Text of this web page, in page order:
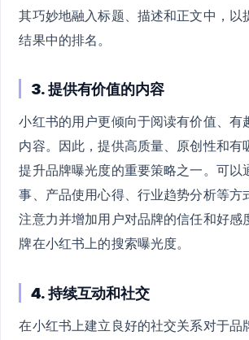
其巧妙地融入标题、描述和正文中，以
结果中的排名。
3. 提供有价值的内容
小红书的用户更倾向于阅读有价值、有
内容。因此，提供高质量、原创性和有
提升品牌曝光度的重要策略之一。可以
事、产品使用心得、行业趋势分析等方
注意力并增加用户对品牌的信任和好感
牌在小红书上的搜索曝光度。
4. 持续互动和社交
在小红书上建立良好的社交关系对于品